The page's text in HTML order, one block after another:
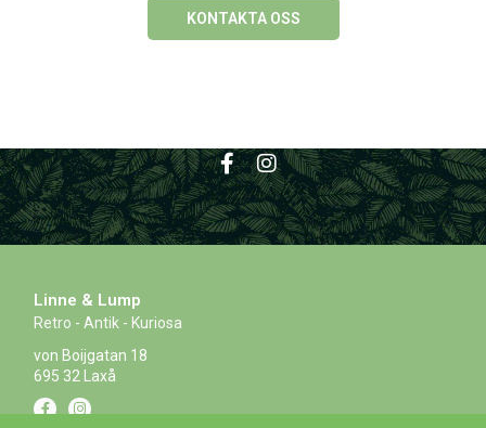
KONTAKTA OSS
Linne & Lump
Retro - Antik - Kuriosa
von Boijgatan 18
695 32 Laxå